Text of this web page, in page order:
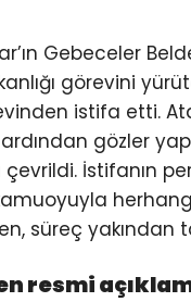
Gebeceler
görevini
istifa etti.
ardından gözler
İstifanın
süreç yakından
resmi